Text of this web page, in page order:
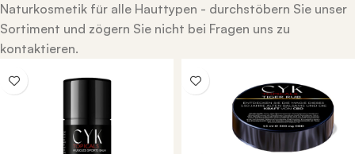
Naturkosmetik für alle Hauttypen - durchstöbern Sie unser
Sortiment und zögern Sie nicht bei Fragen uns zu
kontaktieren.